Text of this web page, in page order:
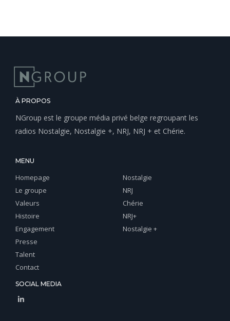
À PROPOS
NGroup est le groupe média privé belge regroupant les
radios Nostalgie, Nostalgie +, NRJ, NRJ + et Chérie.
MENU
Homepage
Le groupe
Valeurs
Histoire
Engagement
Nostalgie
NRJ
Chérie
NRJ+
Nostalgie +
Presse
Talent
Contact
SOCIAL MEDIA